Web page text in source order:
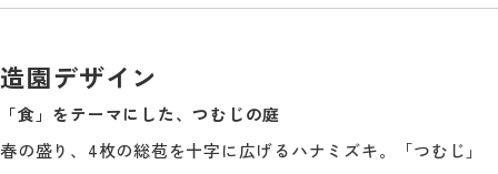
造園デザイン
「食」をテーマにした、つむじの庭
春の盛り、4枚の総苞を十字に広げるハナミズキ。「つむじ」